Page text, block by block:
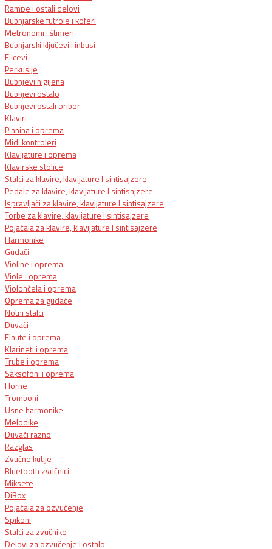
Rampe i ostali delovi
Bubnjarske futrole i koferi
Metronomi i štimeri
Bubnjarski ključevi i inbusi
Filcevi
Perkusije
Bubnjevi higijena
Bubnjevi ostalo
Bubnjevi ostali pribor
Klaviri
Pianina i oprema
Midi kontroleri
Klavijature i oprema
Klavirske stolice
Stalci za klavire, klavijature I sintisajzere
Pedale za klavire, klavijature I sintisajzere
Ispravljači za klavire, klavijature I sintisajzere
Torbe za klavire, klavijature I sintisajzere
Pojačala za klavire, klavijature I sintisajzere
Harmonike
Gudači
Violine i oprema
Viole i oprema
Violončela i oprema
Oprema za gudače
Notni stalci
Duvači
Flaute i oprema
Klarineti i oprema
Trube i oprema
Saksofoni i oprema
Horne
Tromboni
Usne harmonike
Melodike
Duvači razno
Razglas
Zvučne kutije
Bluetooth zvučnici
Miksete
DiBox
Pojačala za ozvučenje
Spikoni
Stalci za zvučnike
Delovi za ozvučenje i ostalo